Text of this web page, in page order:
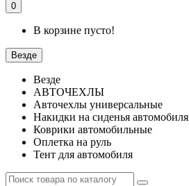
0
В корзине пусто!
Везде
Везде
АВТОЧЕХЛЫ
Авточехлы универсальные
Накидки на сиденья автомобиля
Коврики автомобильные
Оплетка на руль
Тент для автомобиля